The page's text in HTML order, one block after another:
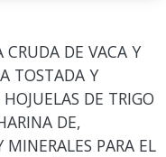
CRUDA DE VACA Y
TOSTADA Y
DE TRIGO
DE,
PARA EL